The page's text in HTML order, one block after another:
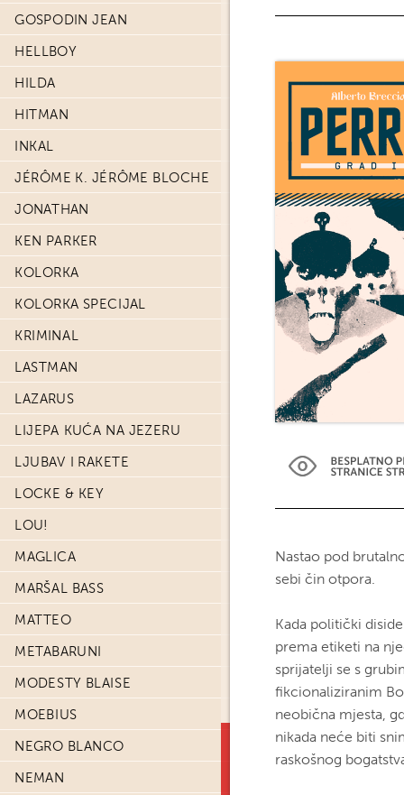
GOSPODIN JEAN
HELLBOY
HILDA
HITMAN
INKAL
JÉRÔME K. JÉRÔME BLOCHE
JONATHAN
KEN PARKER
KOLORKA
KOLORKA SPECIJAL
KRIMINAL
LASTMAN
LAZARUS
LIJEPA KUĆA NA JEZERU
LJUBAV I RAKETE
LOCKE & KEY
LOU!
MAGLICA
MARŠAL BASS
MATTEO
METABARUNI
MODESTY BLAISE
MOEBIUS
NEGRO BLANCO
NEMAN
Nastao pod
sebi čin otpora.
Kada politički
prema etiketi na
sprijatelji se s
fikcionaliziranim
neobična mjesta,
nikada neće biti
raskošnog